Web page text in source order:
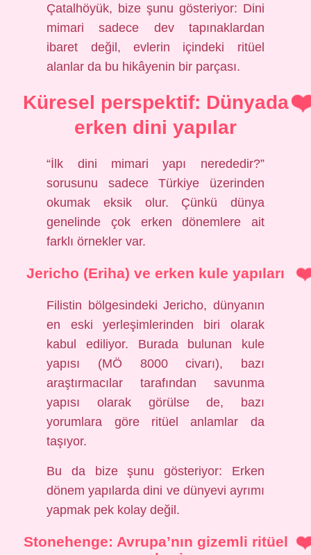
Çatalhöyük, bize şunu gösteriyor: Dini
mimari sadece dev tapınaklardan
ibaret değil, evlerin içindeki ritüel
alanlar da bu hikâyenin bir parçası.
Küresel perspektif: Dünyada
erken dini yapılar
“İlk dini mimari yapı nerededir?”
sorusunu sadece Türkiye üzerinden
okumak eksik olur. Çünkü dünya
genelinde çok erken dönemlere ait
farklı örnekler var.
Jericho (Eriha) ve erken kule yapıları
Filistin bölgesindeki Jericho, dünyanın
en eski yerleşimlerinden biri olarak
kabul ediliyor. Burada bulunan kule
yapısı (MÖ 8000 civarı), bazı
araştırmacılar tarafından savunma
yapısı olarak görülse de, bazı
yorumlara göre ritüel anlamlar da
taşıyor.
Bu da bize şunu gösteriyor: Erken
dönem yapılarda dini ve dünyevi ayrımı
yapmak pek kolay değil.
Stonehenge: Avrupa’nın gizemli ritüel